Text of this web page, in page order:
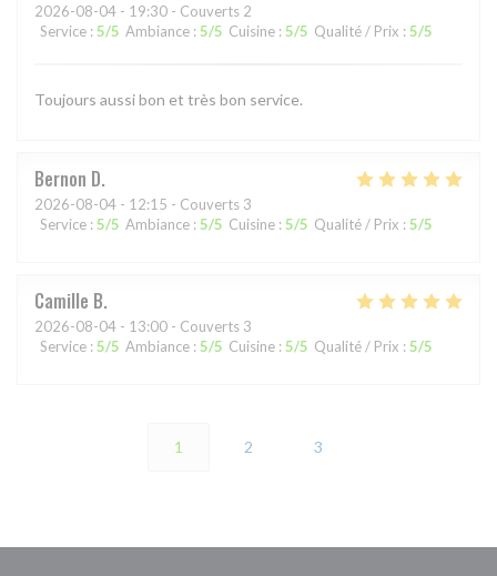
2026-08-04 - 19:30 - Couverts 2
Service : 5/5 Ambiance : 5/5 Cuisine : 5/5 Qualité / Prix : 5/5
Toujours aussi bon et très bon service.
Bernon D
2026-08-04 - 12:15 - Couverts 3
Service : 5/5 Ambiance : 5/5 Cuisine : 5/5 Qualité / Prix : 5/5
Camille B
2026-08-04 - 13:00 - Couverts 3
Service : 5/5 Ambiance : 5/5 Cuisine : 5/5 Qualité / Prix : 5/5
1 2 3